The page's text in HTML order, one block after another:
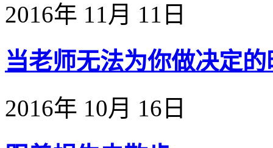
2016年 11月 11日
当老师无法为你做决定的
2016年 10月 16日